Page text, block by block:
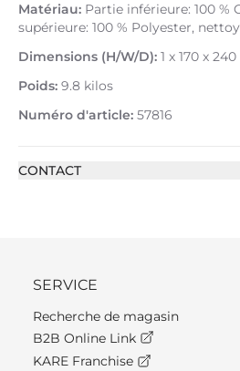
Matériau: Partie inférieure: 100 %
supérieure: 100 % Polyester,
Dimensions (H/W/D): 1 x 170 x
Poids: 9.8 kilos
Numéro d'article: 57816
CONTACT
SERVICE
Recherche de magasin
B2B Online Link
KARE Franchise